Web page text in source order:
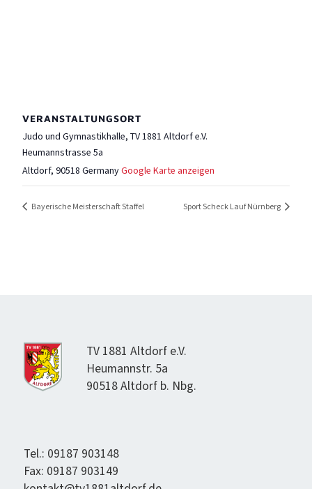
VERANSTALTUNGSORT
Judo und Gymnastikhalle, TV 1881 Altdorf e.V.
Heumannstrasse 5a
Altdorf, 90518 GermanyGoogle Karte anzeigen
Bayerische Meisterschaft Staffel Sport Scheck Lauf Nürnberg
TV 1881 Alt­dorf e.V.
Heumannstr. 5a
90518 Alt­dorf b. Nbg.
Tel.: 09187 903148
Fax: 09187 903149